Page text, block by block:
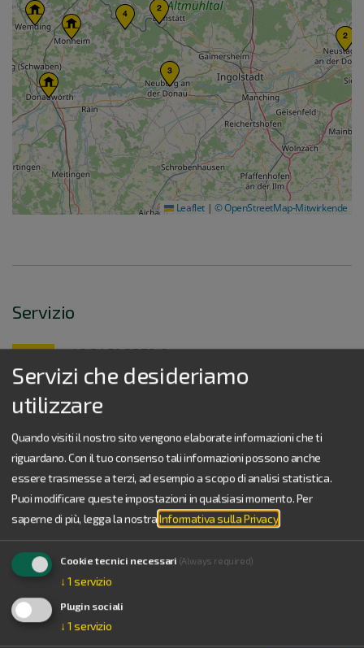
Leaflet | © OpenStreetMap-Mitwirkende
Servizio
+49 8421 9876-0
Lun.-ven.: 9.00-17.00
Sab., dom., festivi: 10.00-17.00
info@naturpark-altmuehltal.de
Come possiamo esservi utili?
Inviateci un messaggio.
Opuscoli
Materiale illustrativo e download
Il Tempo
min.14 °C
max. 29 °C
Servizi che desideriamo
utilizzare
Quando visiti il nostro sito vengono elaborate informazioni che ti
riguardano. Con il tuo consenso tali informazioni possono anche
essere trasmesse a terzi, ad esempio a scopo di analisi statistica.
Puoi modificare queste impostazioni in qualsiasi momento.Per
saperne di più, legga la nostraInformativa sulla Privacy
Cookie tecnici necessari (Always required)
↓ 1 servizio
Plugin sociali
↓ 1 servizio